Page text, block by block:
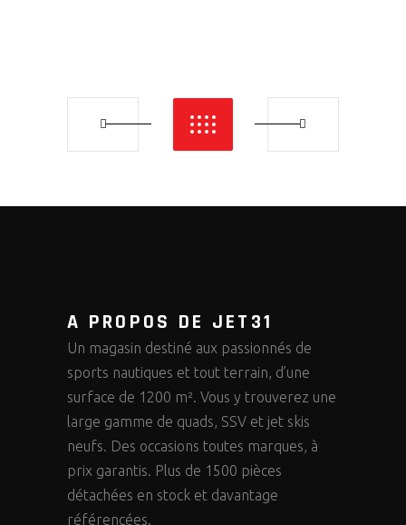
A PROPOS DE JET31
Un magasin destiné aux passionnés de
sports nautiques et tout terrain, d’une
surface de 1200 m². Vous y trouverez une
large gamme de quads, SSV et jet skis
neufs. Des occasions toutes marques, à
prix garantis. Plus de 1500 pièces
détachées en stock et davantage
référencées.